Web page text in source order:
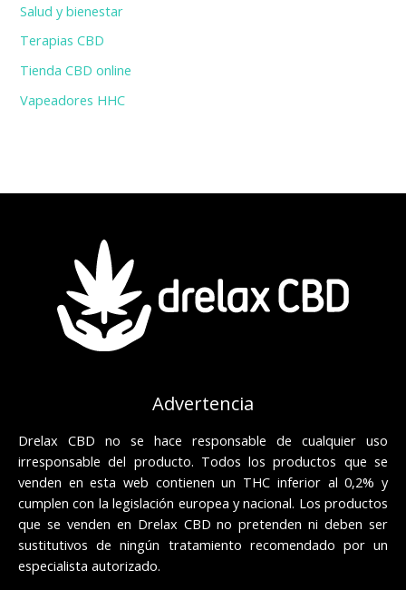
Salud y bienestar
Terapias CBD
Tienda CBD online
Vapeadores HHC
Advertencia
Drelax CBD no se hace responsable de cualquier uso
irresponsable del producto. Todos los productos que se
venden en esta web contienen un THC inferior al 0,2% y
cumplen con la legislación europea y nacional. Los productos
que se venden en Drelax CBD no pretenden ni deben ser
sustitutivos de ningún tratamiento recomendado por un
especialista autorizado.